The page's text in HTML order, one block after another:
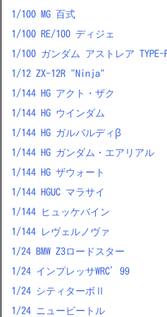
1/100 MG 百式
1/100 RE/100 ディジェ
1/100 ガンダム アストレア TYPE-
1/12 ZX-12R "Ninja"
1/144 HG アクト・ザク
1/144 HG ウインダム
1/144 HG ガルバルディβ
1/144 HG ガンダム・エアリアル
1/144 HG ザウォート
1/144 HGUC マラサイ
1/144 ヒュッケバイン
1/144 レヴェルノヴァ
1/24 BMW Z3ロードスター
1/24 インプレッサWRC’99
1/24 シティターボⅡ
1/24 ニュービートル